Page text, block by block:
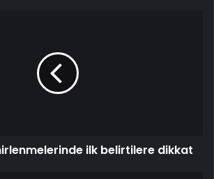
ilk belirtilere dikkat